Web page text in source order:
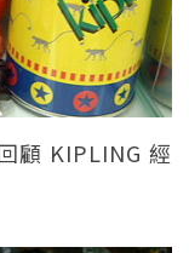
顧 KIPLING 經